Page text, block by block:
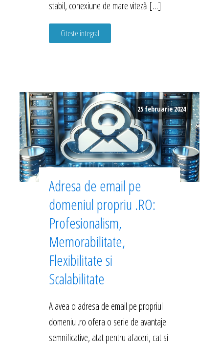
stabil, conexiune de mare viteză […]
Citeste integral
25 februarie 2024
Adresa de email pe
domeniul propriu .RO:
Profesionalism,
Memorabilitate,
Flexibilitate si
Scalabilitate
A avea o adresa de email pe propriul
domeniu .ro ofera o serie de avantaje
semnificative, atat pentru afaceri, cat si